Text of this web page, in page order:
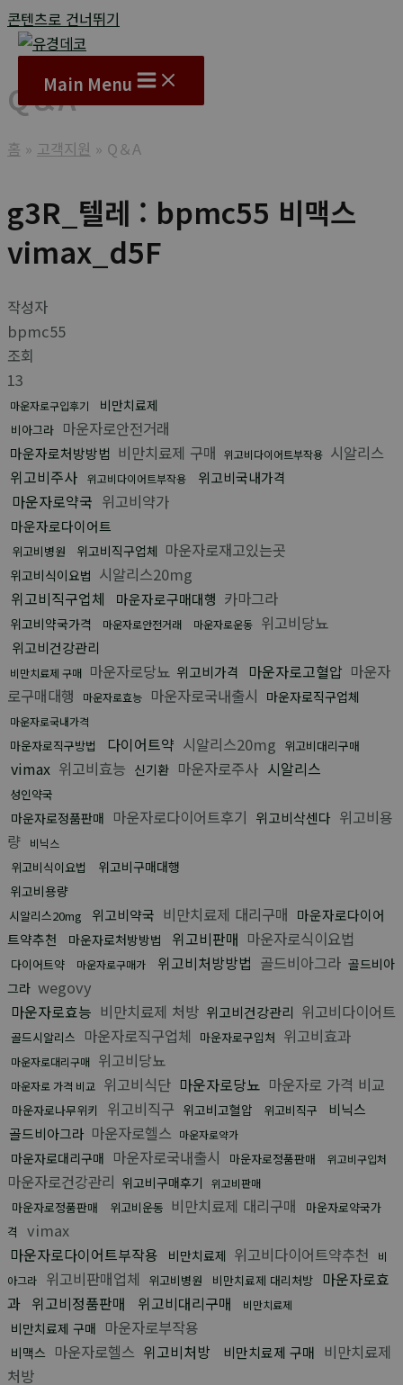
콘텐츠로 건너뛰기
Main Menu
Q＆A
홈 고객지원 Q＆A
g3R_텔레 : bpmc55 비맥스
vimax_d5F
작성자
bpmc55
조회
13
마운자로구입후기 비만치료제
비아그라 마운자로안전거래
마운자로처방방법 비만치료제 구매 위고비다이어트부작용 시알리스
위고비주사
위고비다이어트부작용 위고비국내가격
마운자로약국 위고비약가
마운자로다이어트
위고비병원 위고비직구업체 마운자로재고있는곳
위고비식이요법 시알리스20mg
위고비직구업체
마운자로구매대행 카마그라
위고비약국가격 마운자로안전거래 마운자로운동 위고비당뇨
위고비건강관리
비만치료제 구매 마운자로당뇨 위고비가격 마운자로고혈압 마운자
로구매대행
마운자로효능 마운자로국내출시 마운자로직구업체
마운자로국내가격
마운자로직구방법 다이어트약 시알리스20mg 위고비대리구매
vimax 위고비효능 신기환 마운자로주사 시알리스
성인약국
마운자로정품판매 마운자로다이어트후기 위고비삭센다 위고비용
량
비닉스
위고비식이요법
위고비구매대행
위고비용량
시알리스20mg 위고비약국 비만치료제 대리구매 마운자로다이어
트약추천
마운자로처방방법 위고비판매 마운자로식이요법
다이어트약 마운자로구매가 위고비처방방법 골드비아그라 골드비아
그라 wegovy
마운자로효능 비만치료제 처방 위고비건강관리 위고비다이어트
골드시알리스 마운자로직구업체 마운자로구입처 위고비효과
마운자로대리구매 위고비당뇨
마운자로 가격 비교 위고비식단 마운자로당뇨 마운자로 가격 비교
마운자로나무위키 위고비직구 위고비고혈압 위고비직구
비닉스
골드비아그라 마운자로헬스 마운자로약가
마운자로대리구매 마운자로국내출시 마운자로정품판매 위고비구입처
마운자로건강관리 위고비구매후기 위고비판매
마운자로정품판매 위고비운동 비만치료제 대리구매
마운자로약국가
격
vimax
마운자로다이어트부작용
비만치료제 위고비다이어트약추천
비
아그라
위고비판매업체 위고비병원 비만치료제 대리처방
마운자로효
과 위고비정품판매 위고비대리구매 비만치료제
비만치료제 구매 마운자로부작용
비맥스 마운자로헬스 위고비처방 비만치료제 구매 비만치료제
처방